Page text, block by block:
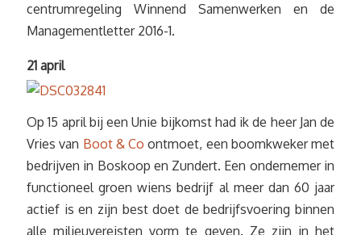
centrumregeling Winnend Samenwerken en de
Managementletter 2016-1.
21 april
Op 15 april bij een Unie bijkomst had ik de heer Jan de
Vries van Boot & Co ontmoet, een boomkweker met
bedrijven in Boskoop en Zundert. Een ondernemer in
functioneel groen wiens bedrijf al meer dan 60 jaar
actief is en zijn best doet de bedrijfsvoering binnen
alle milieuvereisten vorm te geven. Ze zijn in het